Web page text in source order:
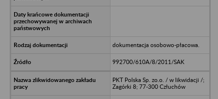
dokumentacja osobowo-płacowa.
992700/610A/8/2011/SAK
PKT Polska Sp. zo.o. / w likwidacji /;
Zagórki 8; 77-300 Człuchów